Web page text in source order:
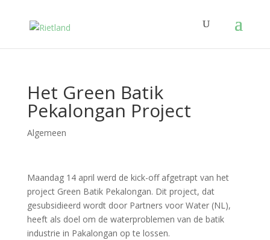
Het Green Batik
Pekalongan Project
Algemeen
Maandag 14 april werd de kick-off afgetrapt van het
project Green Batik Pekalongan. Dit project, dat
gesubsidieerd wordt door Partners voor Water (NL),
heeft als doel om de waterproblemen van de batik
industrie in Pakalongan op te lossen.